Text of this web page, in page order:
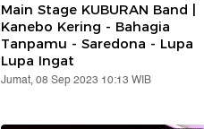
Main Stage KUBURAN Band |
Kanebo Kering - Bahagia
Tanpamu - Saredona - Lupa
Lupa Ingat
Jumat, 08 Sep 2023 10:13 WIB